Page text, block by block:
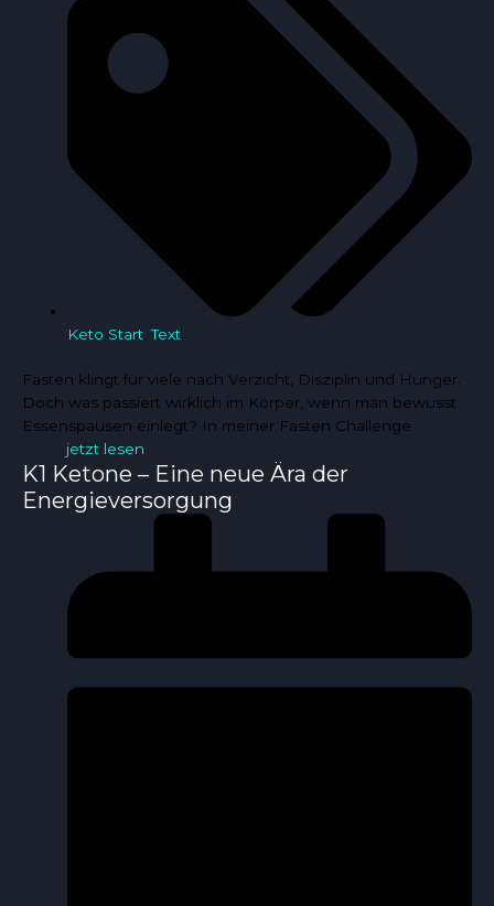
Keto Start ,Text
Fasten klingt für viele nach Verzicht, Disziplin und Hunger.
Doch was passiert wirklich im Körper, wenn man bewusst
Essenspausen einlegt? In meiner Fasten Challenge
jetzt lesen
K1 Ketone – Eine neue Ära der
Energieversorgung